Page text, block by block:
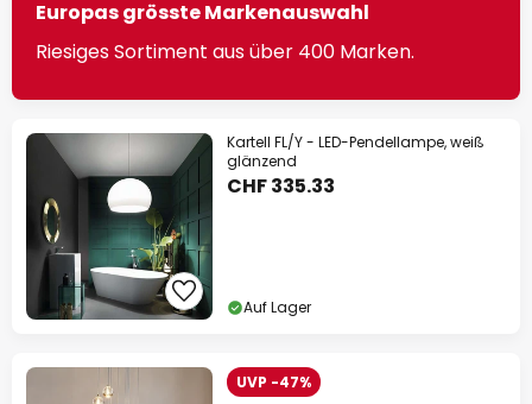
Europas grösste Markenauswahl
Riesiges Sortiment aus über 400 Marken.
Kartell FL/Y - LED-Pendellampe, weiß
glänzend
CHF 335.33
Auf Lager
UVP -47%